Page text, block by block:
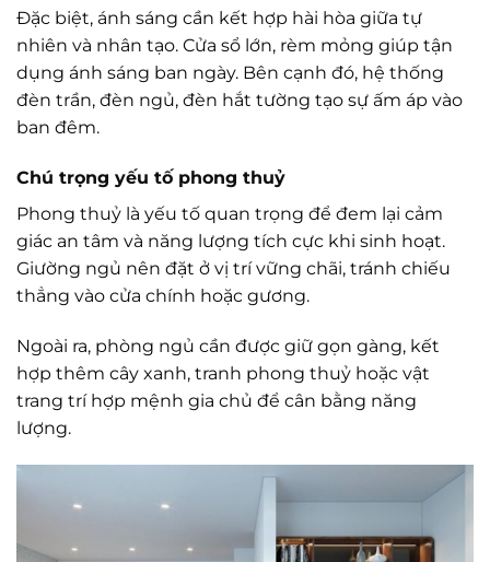
Đặc biệt, ánh sáng cần kết hợp hài hòa giữa tự
nhiên và nhân tạo. Cửa sổ lớn, rèm mỏng giúp tận
dụng ánh sáng ban ngày. Bên cạnh đó, hệ thống
đèn trần, đèn ngủ, đèn hắt tường tạo sự ấm áp vào
ban đêm.
Chú trọng yếu tố phong thuỷ
Phong thuỷ là yếu tố quan trọng để đem lại cảm
giác an tâm và năng lượng tích cực khi sinh hoạt.
Giường ngủ nên đặt ở vị trí vững chãi, tránh chiếu
thẳng vào cửa chính hoặc gương.
Ngoài ra, phòng ngủ cần được giữ gọn gàng, kết
hợp thêm cây xanh, tranh phong thuỷ hoặc vật
trang trí hợp mệnh gia chủ để cân bằng năng
lượng.